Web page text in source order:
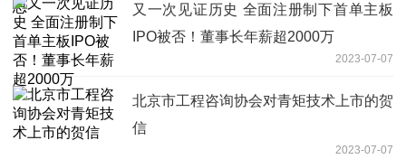
又一次见证历史 全面注册制下首单主板
IPO被否！董事长年薪超2000万
2023-07-07
北京市工程咨询协会对青矩技术上市的贺
信
2023-07-07